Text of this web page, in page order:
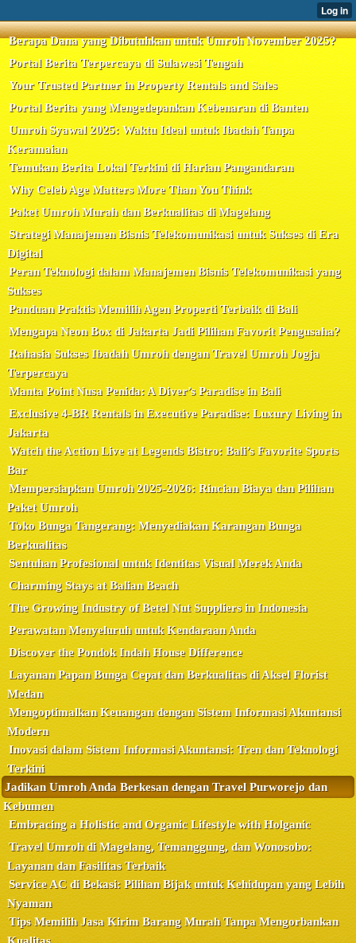
Berapa Dana yang Dibutuhkan untuk Umroh November 2025?
Portal Berita Terpercaya di Sulawesi Tengah
Your Trusted Partner in Property Rentals and Sales
Portal Berita yang Mengedepankan Kebenaran di Banten
Umroh Syawal 2025: Waktu Ideal untuk Ibadah Tanpa
Keramaian
Temukan Berita Lokal Terkini di Harian Pangandaran
Why Celeb Age Matters More Than You Think
Paket Umroh Murah dan Berkualitas di Magelang
Strategi Manajemen Bisnis Telekomunikasi untuk Sukses di Era
Digital
Peran Teknologi dalam Manajemen Bisnis Telekomunikasi yang
Sukses
Panduan Praktis Memilih Agen Properti Terbaik di Bali
Mengapa Neon Box di Jakarta Jadi Pilihan Favorit Pengusaha?
Rahasia Sukses Ibadah Umroh dengan Travel Umroh Jogja
Terpercaya
Manta Point Nusa Penida: A Diver’s Paradise in Bali
Exclusive 4-BR Rentals in Executive Paradise: Luxury Living in
Jakarta
Watch the Action Live at Legends Bistro: Bali’s Favorite Sports
Bar
Mempersiapkan Umroh 2025-2026: Rincian Biaya dan Pilihan
Paket Umroh
Toko Bunga Tangerang: Menyediakan Karangan Bunga
Berkualitas
Sentuhan Profesional untuk Identitas Visual Merek Anda
Charming Stays at Balian Beach
The Growing Industry of Betel Nut Suppliers in Indonesia
Perawatan Menyeluruh untuk Kendaraan Anda
Discover the Pondok Indah House Difference
Layanan Papan Bunga Cepat dan Berkualitas di Aksel Florist
Medan
Mengoptimalkan Keuangan dengan Sistem Informasi Akuntansi
Modern
Inovasi dalam Sistem Informasi Akuntansi: Tren dan Teknologi
Terkini
Jadikan Umroh Anda Berkesan dengan Travel Purworejo dan
Kebumen
Embracing a Holistic and Organic Lifestyle with Holganic
Travel Umroh di Magelang, Temanggung, dan Wonosobo:
Layanan dan Fasilitas Terbaik
Service AC di Bekasi: Pilihan Bijak untuk Kehidupan yang Lebih
Nyaman
Tips Memilih Jasa Kirim Barang Murah Tanpa Mengorbankan